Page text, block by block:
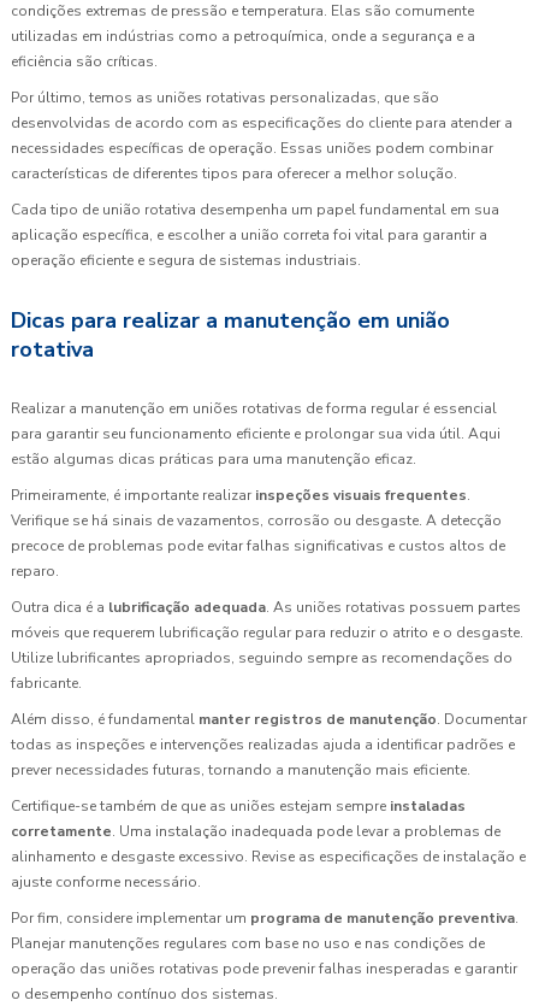
condições extremas de pressão e temperatura. Elas são comumente
utilizadas em indústrias como a petroquímica, onde a segurança e a
eficiência são críticas.
Por último, temos as uniões rotativas personalizadas, que são
desenvolvidas de acordo com as especificações do cliente para atender a
necessidades específicas de operação. Essas uniões podem combinar
características de diferentes tipos para oferecer a melhor solução.
Cada tipo de união rotativa desempenha um papel fundamental em sua
aplicação específica, e escolher a união correta foi vital para garantir a
operação eficiente e segura de sistemas industriais.
Dicas para realizar a manutenção em união
rotativa
Realizar a manutenção em uniões rotativas de forma regular é essencial
para garantir seu funcionamento eficiente e prolongar sua vida útil. Aqui
estão algumas dicas práticas para uma manutenção eficaz.
Primeiramente, é importante realizar inspeções visuais frequentes.
Verifique se há sinais de vazamentos, corrosão ou desgaste. A detecção
precoce de problemas pode evitar falhas significativas e custos altos de
reparo.
Outra dica é a lubrificação adequada. As uniões rotativas possuem partes
móveis que requerem lubrificação regular para reduzir o atrito e o desgaste.
Utilize lubrificantes apropriados, seguindo sempre as recomendações do
fabricante.
Além disso, é fundamental manter registros de manutenção. Documentar
todas as inspeções e intervenções realizadas ajuda a identificar padrões e
prever necessidades futuras, tornando a manutenção mais eficiente.
Certifique-se também de que as uniões estejam sempre instaladas
corretamente. Uma instalação inadequada pode levar a problemas de
alinhamento e desgaste excessivo. Revise as especificações de instalação e
ajuste conforme necessário.
Por fim, considere implementar um programa de manutenção preventiva.
Planejar manutenções regulares com base no uso e nas condições de
operação das uniões rotativas pode prevenir falhas inesperadas e garantir
o desempenho contínuo dos sistemas.